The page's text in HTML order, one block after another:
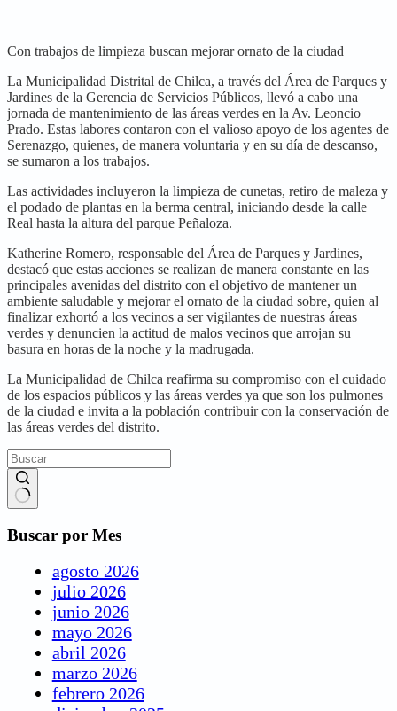
Con trabajos de limpieza buscan mejorar ornato de la ciudad
La Municipalidad Distrital de Chilca, a través del Área de Parques y
Jardines de la Gerencia de Servicios Públicos, llevó a cabo una
jornada de mantenimiento de las áreas verdes en la Av. Leoncio
Prado. Estas labores contaron con el valioso apoyo de los agentes de
Serenazgo, quienes, de manera voluntaria y en su día de descanso,
se sumaron a los trabajos.
Las actividades incluyeron la limpieza de cunetas, retiro de maleza y
el podado de plantas en la berma central, iniciando desde la calle
Real hasta la altura del parque Peñaloza.
Katherine Romero, responsable del Área de Parques y Jardines,
destacó que estas acciones se realizan de manera constante en las
principales avenidas del distrito con el objetivo de mantener un
ambiente saludable y mejorar el ornato de la ciudad sobre, quien al
finalizar exhortó a los vecinos a ser vigilantes de nuestras áreas
verdes y denuncien la actitud de malos vecinos que arrojan su
basura en horas de la noche y la madrugada.
La Municipalidad de Chilca reafirma su compromiso con el cuidado
de los espacios públicos y las áreas verdes ya que son los pulmones
de la ciudad e invita a la población contribuir con la conservación de
las áreas verdes del distrito.
Buscar por Mes
agosto 2026
julio 2026
junio 2026
mayo 2026
abril 2026
marzo 2026
febrero 2026